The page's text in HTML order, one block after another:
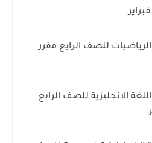
للصف الرابع مقرر
الانجليزية للصف الرابع